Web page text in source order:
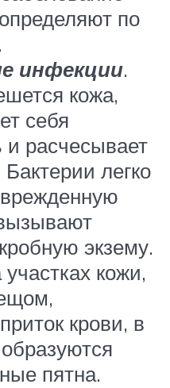
по
инфекции.
кожа,
себя
и расчесывает
легко
экзему.
кожи,
крови, в
пятна.